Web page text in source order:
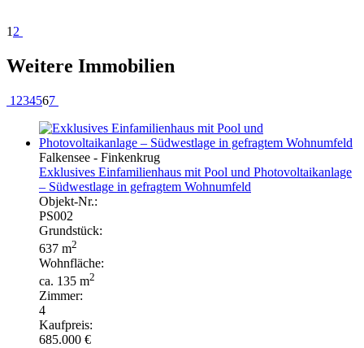
1 2
Weitere Immobilien
1 234567
Falkensee - Finkenkrug
Exklusives Einfamilienhaus mit Pool und Photovoltaikanlage
– Südwestlage in gefragtem Wohnumfeld
Objekt-Nr.:
PS002
Grundstück:
637 m2
Wohnfläche:
ca. 135 m2
Zimmer:
4
Kaufpreis:
685.000 €